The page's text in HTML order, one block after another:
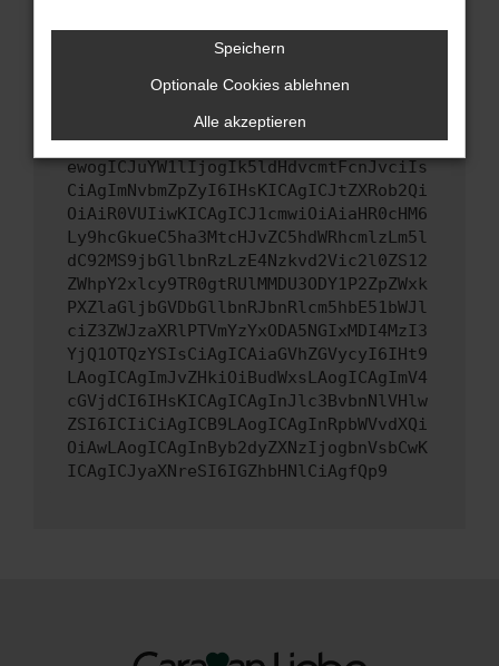
hast, kontaktiere uns bitte. Wir werden
uns diesen Text schicken, um uns bei der
Fehlersuche zu unterstützen:
ewogICJuYW1lIjogIk5ldHdvcmtFcnJvciIs
CiAgImNvbmZpZyI6IHsKICAgICJtZXRob2Qi
OiAiR0VUIiwKICAgICJ1cmwiOiAiaHR0cHM6
Ly9hcGkueC5ha3MtcHJvZC5hdWRhcmlzLm5l
dC92MS9jbGllbnRzLzE4Nzkvd2Vic2l0ZS12
ZWhpY2xlcy9TR0gtRUlMMDU3ODY1P2ZpZWxk
PXZlaGljbGVDbGllbnRJbnRlcm5hbE51bWJl
ciZ3ZWJzaXRlPTVmYzYxODA5NGIxMDI4MzI3
YjQ1OTQzYSIsCiAgICAiaGVhZGVycyI6IHt9
LAogICAgImJvZHkiOiBudWxsLAogICAgImV4
cGVjdCI6IHsKICAgICAgInJlc3BvbnNlVHlw
ZSI6ICIiCiAgICB9LAogICAgInRpbWVvdXQi
OiAwLAogICAgInByb2dyZXNzIjogbnVsbCwK
ICAgICJyaXNreSI6IGZhbHNlCiAgfQp9
Speichern
Optionale Cookies ablehnen
Alle akzeptieren